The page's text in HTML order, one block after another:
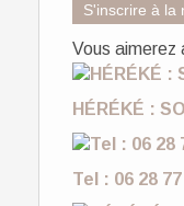
S'inscrire à la
Vous aimerez
HÉRÉKÉ :
Tel : 06 28